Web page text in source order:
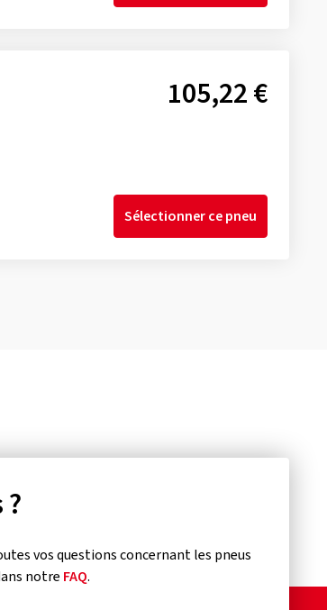
105,22 €
Sélectionner ce pneu
vos questions concernant les pneus
notre FAQ.